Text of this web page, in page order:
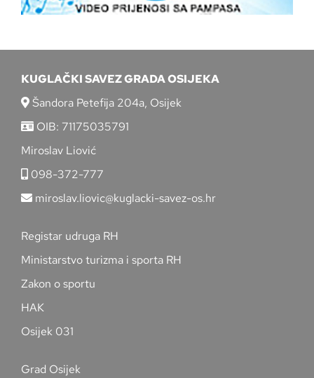
KUGLAČKI SAVEZ GRADA OSIJEKA
Šandora Petefija 204a, Osijek
OIB: 71175035791
Miroslav Liović
098-372-777
miroslav.liovic@kuglacki-savez-os.hr
Registar udruga RH
Ministarstvo turizma i sporta RH
Zakon o sportu
HAK
Osijek 031
Grad Osijek